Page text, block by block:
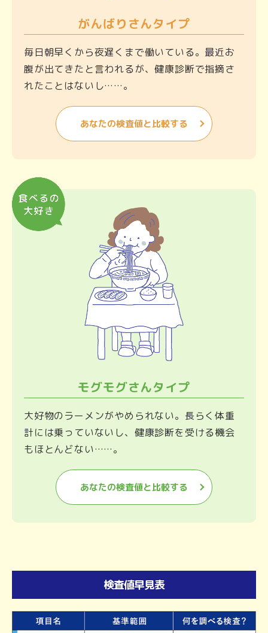
がんばりさんタイプ
毎日朝早くから夜遅くまで働いている。最近お
腹が出てきたと言われるが、健康診断で指摘さ
れたことはないし……。
あなたの検査値と比較する
モグモグさんタイプ
大好物のラーメンがやめられない。長らく体重
計には乗っていないし、健康診断を受ける機会
もほとんどない……。
あなたの検査値と比較する
検査値早見表